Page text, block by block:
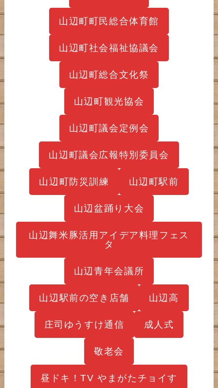
山辺町町民総合体育館
山辺町社会福祉協議会
山辺町総合文化祭
山辺町観光協会
山辺町議会定例会
山辺町議会広報特別委員会
山辺町防災訓練 山辺町駅前
山辺盆踊り大会
山辺舞米豚活用アイデア料理フェス
タ
山辺青年会議所
山辺駅前の空き店舗 山辺高
庄司ゆうすけ通信 成人式
敬老会
昼ドキ！TV やまがたチョイす